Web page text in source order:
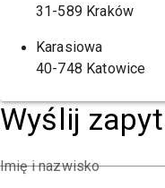
31-589 Kraków
Karasiowa
40-748 Katowice
Wyślij
Imię i nazwisko